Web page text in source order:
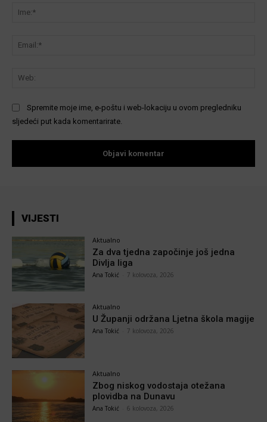
Spremite moje ime, e-poštu i web-lokaciju u ovom pregledniku
sljedeći put kada komentarirate.
VIJESTI
Aktualno
Za dva tjedna započinje još jedna
Divlja liga
Ana Tokić 7 kolovoza, 2026
Aktualno
U Županji održana Ljetna škola magije
Ana Tokić 7 kolovoza, 2026
Aktualno
Zbog niskog vodostaja otežana
plovidba na Dunavu
Ana Tokić 6 kolovoza, 2026